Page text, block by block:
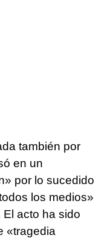
también por
en un
por lo sucedido
los medios»
acto ha sido
«tragedia